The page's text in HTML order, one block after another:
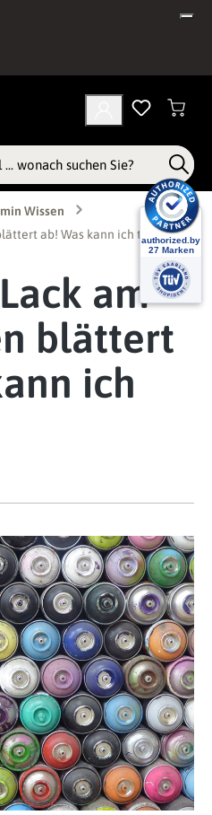
Wissen
ab! Was kann ich tun?
am
blättert
ich